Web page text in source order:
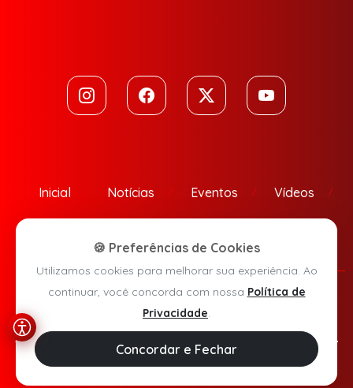
Inicial Notícias Eventos Vídeos
Política de Privacidade
Agora Sudoeste © 2026 - Todos os direitos reservados.
🍪 Preferências de Cookies
Utilizamos cookies para melhorar sua experiência. Ao
continuar, você concorda com nossa Política de
Privacidade.
Concordar e Fechar